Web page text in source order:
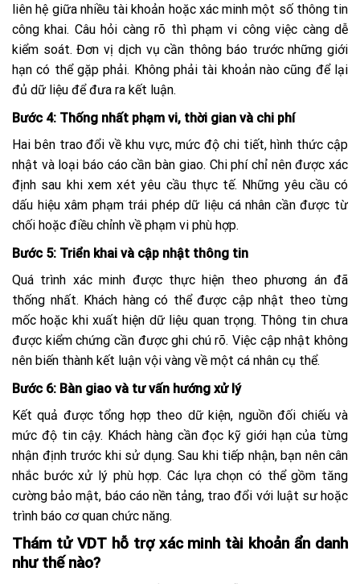
liên hệ giữa nhiều tài khoản hoặc xác minh một số thông tin
công khai. Câu hỏi càng rõ thì phạm vi công việc càng dễ
kiểm soát. Đơn vị dịch vụ cần thông báo trước những giới
hạn có thể gặp phải. Không phải tài khoản nào cũng để lại
đủ dữ liệu để đưa ra kết luận.
Bước 4: Thống nhất phạm vi, thời gian và chi phí
Hai bên trao đổi về khu vực, mức độ chi tiết, hình thức cập
nhật và loại báo cáo cần bàn giao. Chi phí chỉ nên được xác
định sau khi xem xét yêu cầu thực tế. Những yêu cầu có
dấu hiệu xâm phạm trái phép dữ liệu cá nhân cần được từ
chối hoặc điều chỉnh về phạm vi phù hợp.
Bước 5: Triển khai và cập nhật thông tin
Quá trình xác minh được thực hiện theo phương án đã
thống nhất. Khách hàng có thể được cập nhật theo từng
mốc hoặc khi xuất hiện dữ liệu quan trọng. Thông tin chưa
được kiểm chứng cần được ghi chú rõ. Việc cập nhật không
nên biến thành kết luận vội vàng về một cá nhân cụ thể.
Bước 6: Bàn giao và tư vấn hướng xử lý
Kết quả được tổng hợp theo dữ kiện, nguồn đối chiếu và
mức độ tin cậy. Khách hàng cần đọc kỹ giới hạn của từng
nhận định trước khi sử dụng. Sau khi tiếp nhận, bạn nên cân
nhắc bước xử lý phù hợp. Các lựa chọn có thể gồm tăng
cường bảo mật, báo cáo nền tảng, trao đổi với luật sư hoặc
trình báo cơ quan chức năng.
Thám tử VDT hỗ trợ xác minh tài khoản ẩn danh
như thế nào?